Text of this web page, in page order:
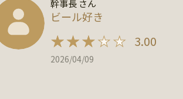
幹事長 さん
ビール好き
3.00
2026/04/09